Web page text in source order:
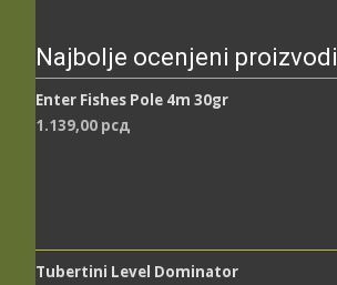
Najbolje ocenjeni proizvodi
Enter Fishes Pole 4m 30gr
1.139,00 рсд
Tubertini Level Dominator